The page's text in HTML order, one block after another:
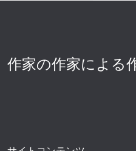
作家の作家による